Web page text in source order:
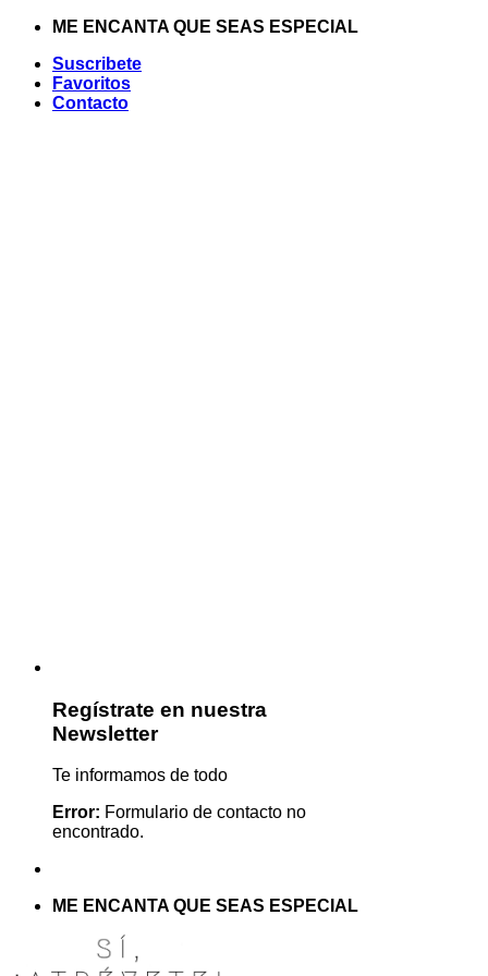
Saltar
contenido
ME ENCANTA QUE SEAS ESPECIAL
Suscribete
Favoritos
Contacto
Regístrate en nuestra
Newsletter
Te informamos de todo
Error: Formulario de contacto no
encontrado.
ME ENCANTA QUE SEAS ESPECIAL